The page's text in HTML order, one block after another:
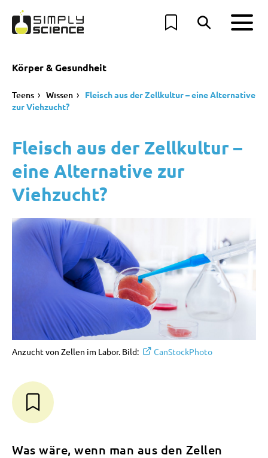
Körper & Gesundheit
Teens Wissen
Fleisch aus der Zellkultur – eine Alternative
zur Viehzucht?
Fleisch aus der Zellkultur –
eine Alternative zur
Viehzucht?
Anzucht von Zellen im Labor. Bild: CanStockPhoto
Was wäre, wenn man aus den Zellen